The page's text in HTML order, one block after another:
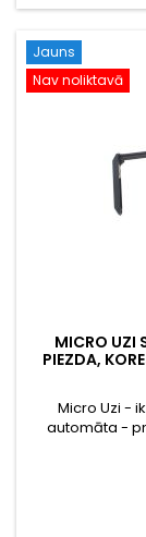
Jauns
Nav noliktavā
MICRO UZI
PIEZDA,
Micro Uzi -
automāta -
atsperes
augstāku
metāla
virzuļa